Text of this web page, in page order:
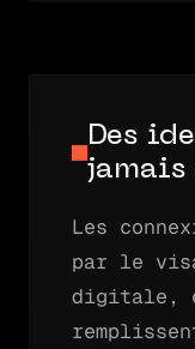
Des
jamais
Les
par le
digitale,